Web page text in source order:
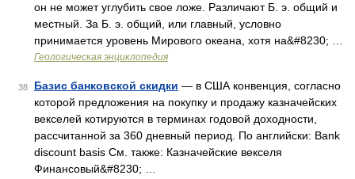
он не может углубить свое ложе. Различают Б. э. общий и
местный. За Б. э. общий, или главный, условно
принимается уровень Мирового океана, хотя на&#8230; …
Геологическая энциклопедия
38 Базис банковской скидки — в США конвенция, согласно
которой предложения на покупку и продажу казначейских
векселей котируются в терминах годовой доходности,
рассчитанной за 360 дневный период. По английски: Bank
discount basis См. также: Казначейские векселя
Финансовый&#8230; …